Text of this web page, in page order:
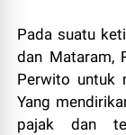
Pada suatu
dan Mataram,
Perwito untuk
Yang
pajak dan